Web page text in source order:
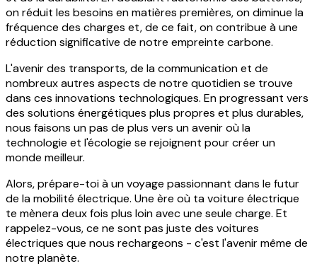
on réduit les besoins en matières premières, on diminue la
fréquence des charges et, de ce fait, on contribue à une
réduction significative de notre empreinte carbone.
L'avenir des transports, de la communication et de
nombreux autres aspects de notre quotidien se trouve
dans ces innovations technologiques. En progressant vers
des solutions énergétiques plus propres et plus durables,
nous faisons un pas de plus vers un avenir où la
technologie et l'écologie se rejoignent pour créer un
monde meilleur.
Alors, prépare-toi à un voyage passionnant dans le futur
de la mobilité électrique. Une ère où ta voiture électrique
te mènera deux fois plus loin avec une seule charge. Et
rappelez-vous, ce ne sont pas juste des voitures
électriques que nous rechargeons - c'est l'avenir même de
notre planète.